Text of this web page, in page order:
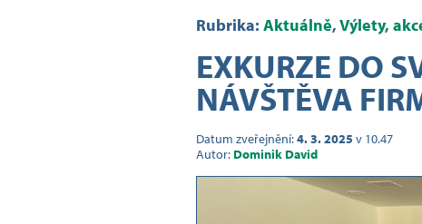
Rubrika: Aktuálně,Výlety,
EXKURZE DO
NÁVŠTĚVA
Datum zveřejnění:4. 3. 2025 v 10.47
Autor: Dominik David